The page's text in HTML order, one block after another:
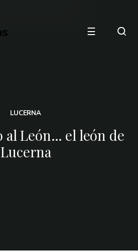
☰
LUCERNA
al León… el león de
Lucerna